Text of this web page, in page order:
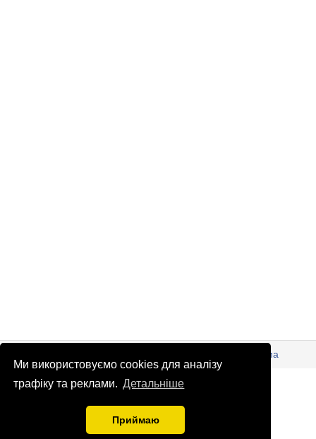
Ми використовуємо cookies для аналізу
трафіку та реклами. Детальніше
Приймаю
Реклама
info@patrioty.org.ua